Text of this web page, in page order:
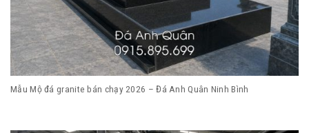
Mẫu Mộ đá granite bán chạy 2026 – Đá Anh Quân Ninh Bình